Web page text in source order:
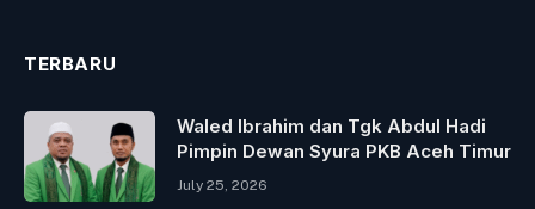
TERBARU
Waled Ibrahim dan Tgk Abdul Hadi
Pimpin Dewan Syura PKB Aceh Timur
July 25, 2026